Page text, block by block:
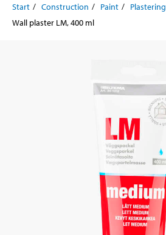
Start Construction Paint Plastering
Wall plaster LM, 400 ml